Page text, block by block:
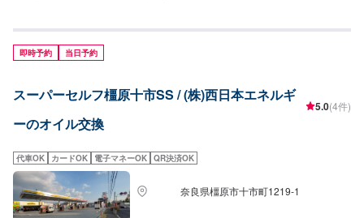
ン車用：プレミアム>・5W-40▶︎3,630円／L（輸入車・スポーツ車対応）・
0W-8.▶︎2,310円（環境対応／超省燃費）・0W-20▶︎2,200円（0W-20推奨車
専用）<ガソリン車用>・0W-20▶︎1,980円（0W-20推奨車専用）・5W-
応）<ディーゼル車用>・5W-30▶︎1,920円（DPF装置ディーゼル乗用車）・
10W-30▶︎1,700円（DPF装置ディーゼルトラック・バス）-----------その他料
金----------->>オイルフィルター2,750円〜／台>>２サイクルオイル1,650円〜
即時予約 当日予約
スーパーセルフ橿原十市SS / (株)西日本エネルギ
ーのオイル交換
5.0(4件)
代車OK カードOK 電子マネーOK QR決済OK
奈良県橿原市十市町1219-1